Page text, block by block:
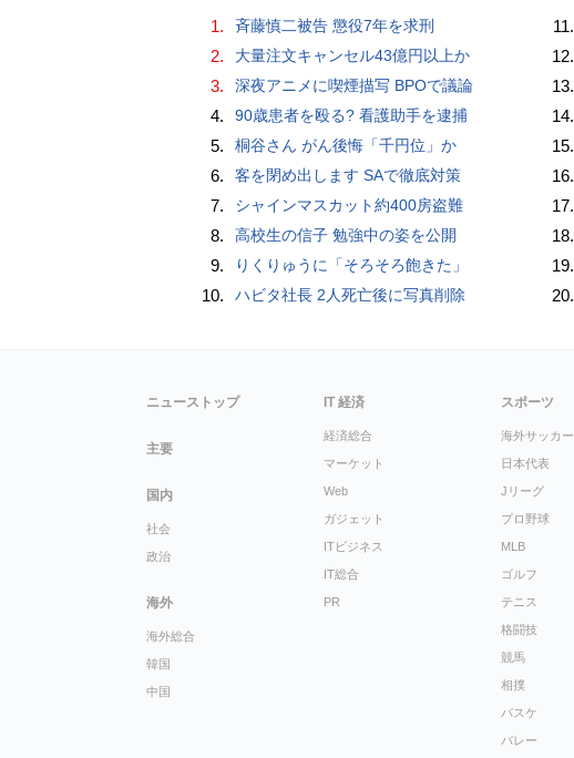
1. 斉藤慎二被告 懲役7年を求刑
2. 大量注文キャンセル43億円以上か
3. 深夜アニメに喫煙描写 BPOで議論
4. 90歳患者を殴る? 看護助手を逮捕
5. 桐谷さん がん後悔「千円位」か
6. 客を閉め出します SAで徹底対策
7. シャインマスカット約400房盗難
8. 高校生の信子 勉強中の姿を公開
9. りくりゅうに「そろそろ飽きた」
10. ハビタ社長 2人死亡後に写真削除
11.
12.
13.
14.
15.
16.
17.
18.
19.
20.
ニューストップ
主要
国内
社会
政治
海外
海外総合
韓国
中国
IT 経済
経済総合
マーケット
Web
ガジェット
ITビジネス
IT総合
PR
スポーツ
海外サッカー
日本代表
Jリーグ
プロ野球
MLB
ゴルフ
テニス
格闘技
競馬
相撲
バスケ
バレー